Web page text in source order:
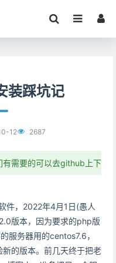
装踩坑记
12 2687
有需要的可以去github上下
件，2022年4月1日(愚人
版本，因为要求的php版
服务器用的centos7.6，
的版本。前几天终于把老